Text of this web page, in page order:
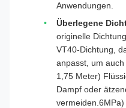
Anwendungen.
Überlegene
originelle
VT40-Dichtung,
anpasst, um
1,75 Meter)
Dampf oder